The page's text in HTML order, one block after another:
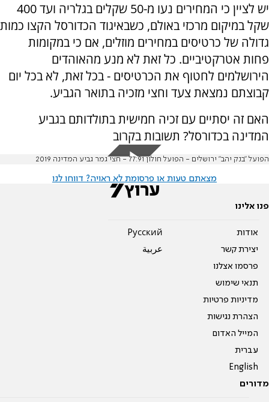
יש לציין כי המחירים נעו מ-50 שקלים בגלריה ועד 400
שקל במיקום מרכזי באולם, כשבאיגוד הכדורסל הקצו כמות
גדולה של כרטיסים במחירים מוזלים, אם כי במקומות
פחות אטרקטיביים. כל זאת לא מנע מהאוהדים
הירושלמים לחטוף את הכרטיסים - בכל זאת, לא בכל יום
קבוצתם נמצאת צעד וחצי מזכיה בתואר הגביע.
האם זה יסתיים עם זכיה חמישית בתולדותם בגביע
המדינה בכדורסל? תשובות בקרוב
הפועל "בנק יהב" ירושלים - הפועל חולון 77:91 - חצי גמר גביע המדינה 2019
מצאתם טעות או פרסומת לא ראויה? דווחו לנו
פנו אלינו
אודות
יצירת קשר
פרסמו אצלנו
תנאי שימוש
מדיניות פרטיות
הצהרת נגישות
המייל האדום
עברית
English
Pусский
عربية
מדורים